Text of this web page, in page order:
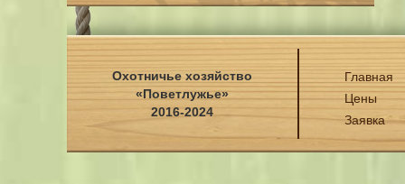
Охотничье хозяйство
«Поветлужье»
2016-2024
Главная
Цены
Заявка